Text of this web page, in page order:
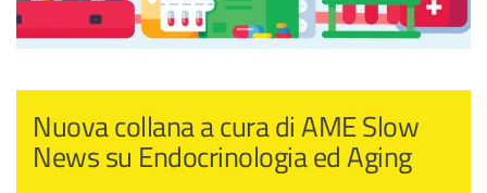
Nuova collana a cura di AME Slow
News su Endocrinologia ed Aging